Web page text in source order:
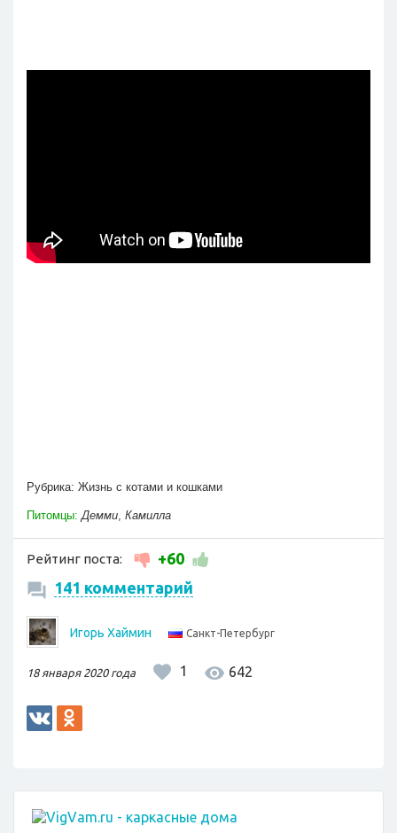
Рубрика: Жизнь с котами и кошками
Питомцы: Демми, Камилла
Рейтинг поста:
+60
141 комментарий
Игорь Хаймин Санкт-Петербург
18 января 2020 года 1 642